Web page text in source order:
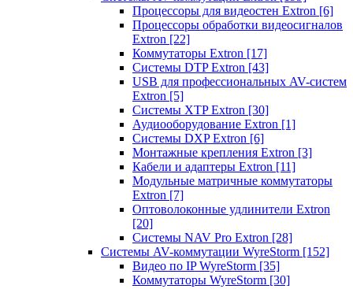
Процессоры для видеостен Extron [6]
Процессоры обработки видеосигналов
Extron [22]
Коммутаторы Extron [17]
Системы DTP Extron [43]
USB для профессиональных AV-систем
Extron [5]
Системы XTP Extron [30]
Аудиооборудование Extron [1]
Системы DXP Extron [6]
Монтажные крепления Extron [3]
Кабели и адаптеры Extron [11]
Модульные матричные коммутаторы
Extron [7]
Оптоволоконные удлинители Extron
[20]
Системы NAV Pro Extron [28]
Системы AV-коммутации WyreStorm [152]
Видео по IP WyreStorm [35]
Коммутаторы WyreStorm [30]